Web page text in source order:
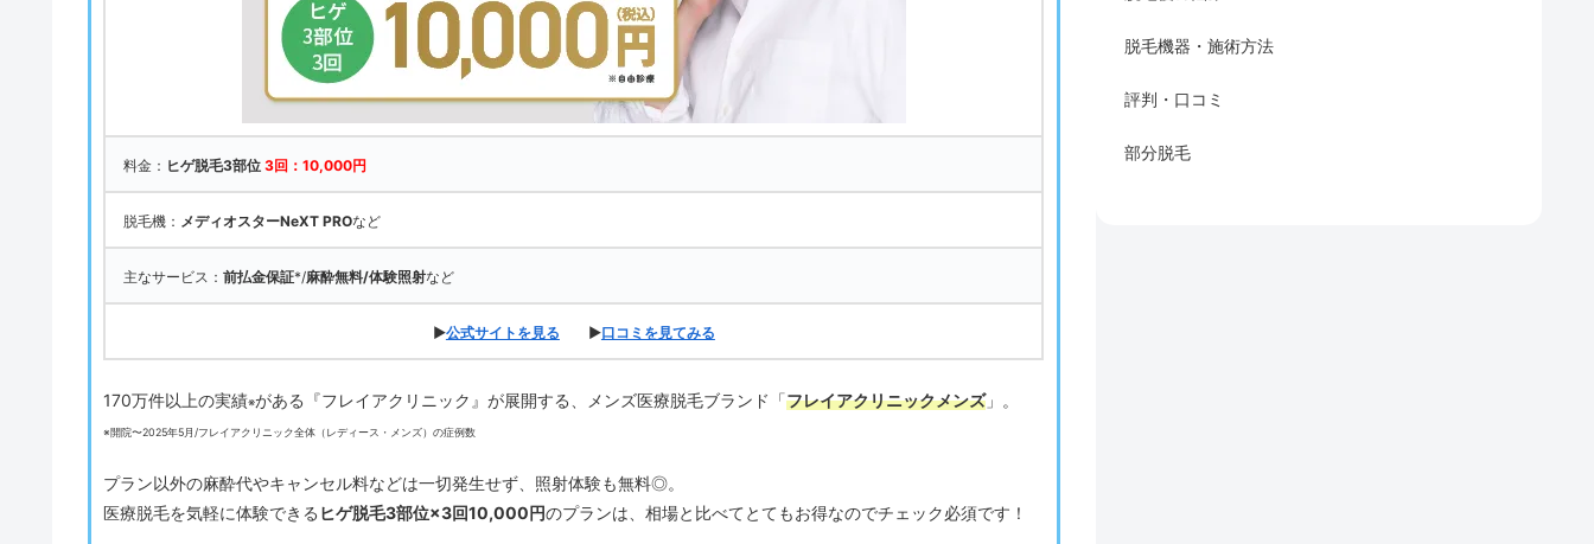
料金： ヒゲ脱毛3部位3回：10,000円
脱毛機： メディオスターNeXT PROなど
主なサービス：前払金保証*/麻酔無料/体験照射など
▶公式サイトを見る ▶口コミを見てみる
170万件以上の実績※がある『フレイアクリニック』が展開する、メンズ医療脱毛ブランド「フレイアクリニックメンズ」。
※開院〜2025年5月/フレイアクリニック全体（レディース・メンズ）の症例数
プラン以外の麻酔代やキャンセル料などは一切発生せず、照射体験も無料◎。
医療脱毛を気軽に体験できる ヒゲ脱毛3部位×3回10,000円のプランは、相場と比べてとてもお得なのでチェック必須です！
脱毛機器・施術方法
評判・口コミ
部分脱毛